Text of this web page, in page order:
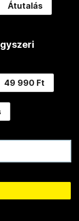
Átutalás
49 990 Ft